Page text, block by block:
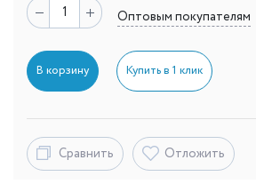
Оптовым покупателям
В корзину Купить в 1 клик
Сравнить Отложить